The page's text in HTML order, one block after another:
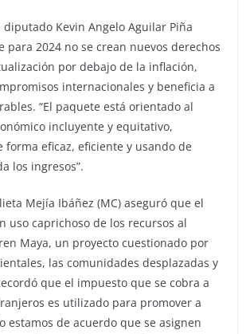
diputado Kevin Angelo Aguilar Piña
para 2024 no se crean nuevos derechos
por debajo de la inflación,
internacionales y beneficia a
“El paquete está orientado al
incluyente y equitativo,
forma eficaz, eficiente y usando de
los ingresos”.
Mejía Ibáñez (MC) aseguró que el
uso caprichoso de los recursos al
Maya, un proyecto cuestionado por
las comunidades desplazadas y
que el impuesto que se cobra a
es utilizado para promover a
estamos de acuerdo que se asignen